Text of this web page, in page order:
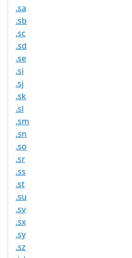
.sa
.sb
.sc
.sd
.se
.si
.sj
.sk
.sl
.sm
.sn
.so
.sr
.ss
.st
.su
.sv
.sx
.sy
.sz